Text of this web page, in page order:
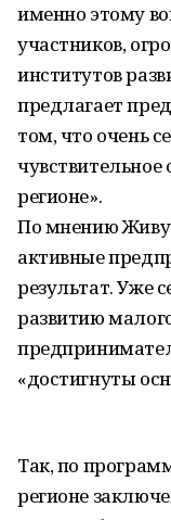
именно этому
участников,
институтов
предлагает
том, что очень
чувствительное
регионе».
По мнению
активные
результат. Уже
развитию
«достигнуты
Так, по
регионе